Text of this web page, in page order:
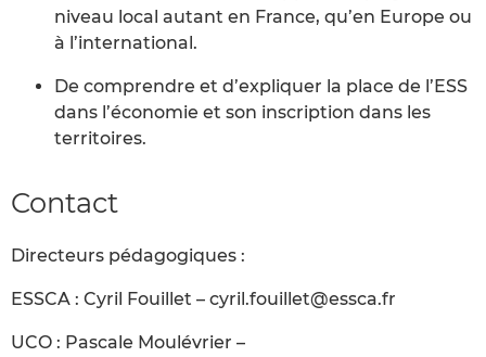
niveau local autant en France, qu’en Europe ou
à l’international.
De comprendre et d’expliquer la place de l’ESS
dans l’économie et son inscription dans les
territoires.
Contact
Directeurs pédagogiques :
ESSCA : Cyril Fouillet – cyril.fouillet@essca.fr
UCO : Pascale Moulévrier –